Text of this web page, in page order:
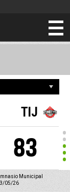
TIJ
83
Municipal
05/26